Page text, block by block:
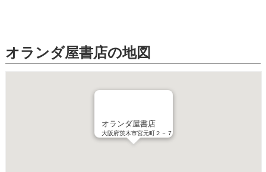
オランダ屋書店の地図
オランダ屋書店
大阪府茨木市宮元町２－７